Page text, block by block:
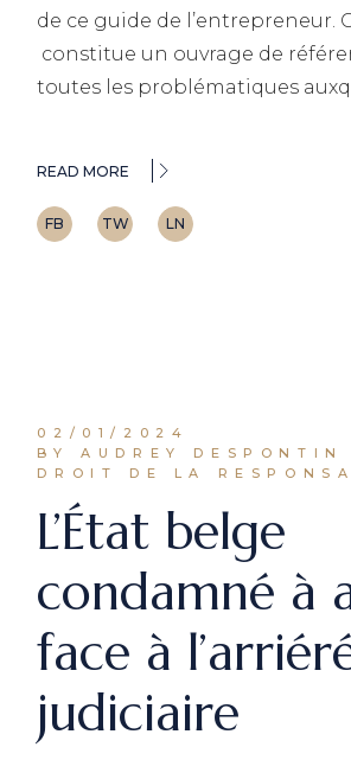
de ce guide de l’entrepreneur.
constitue un ouvrage de
toutes les problématiques
READ MORE
FB TW LN
02/01/2024
BY AUDREY DESPONTIN
DROIT DE LA
L’État belge
condamné à
face à
judiciaire